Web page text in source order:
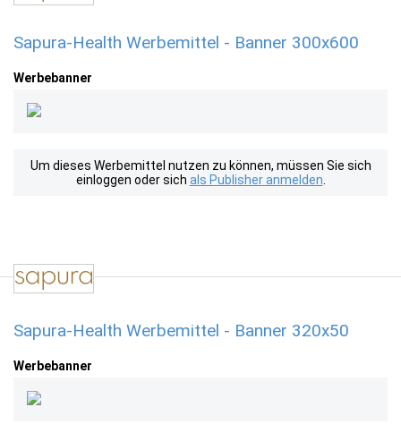
Sapura-Health Werbemittel - Banner 300x600
Werbebanner
Um dieses Werbemittel nutzen zu können, müssen Sie sich
einloggen oder sich als Publisher anmelden
Sapura-Health Werbemittel - Banner 320x50
Werbebanner